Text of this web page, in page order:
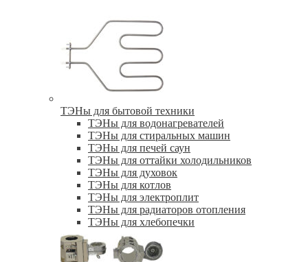
ТЭНы для бытовой техники
ТЭНы для водонагревателей
ТЭНы для стиральных машин
ТЭНы для печей саун
ТЭНы для оттайки холодильников
ТЭНы для духовок
ТЭНы для котлов
ТЭНы для электроплит
ТЭНы для радиаторов отопления
ТЭНы для хлебопечки